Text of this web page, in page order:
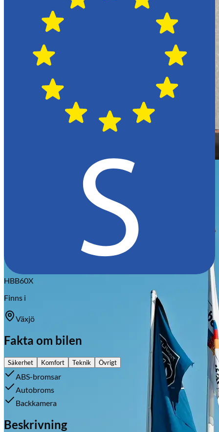
HBB60X
Finns i
Växjö
Fakta om bilen
Säkerhet Komfort Teknik Övrigt
ABS-bromsar
Autobroms
Backkamera
Beskrivning